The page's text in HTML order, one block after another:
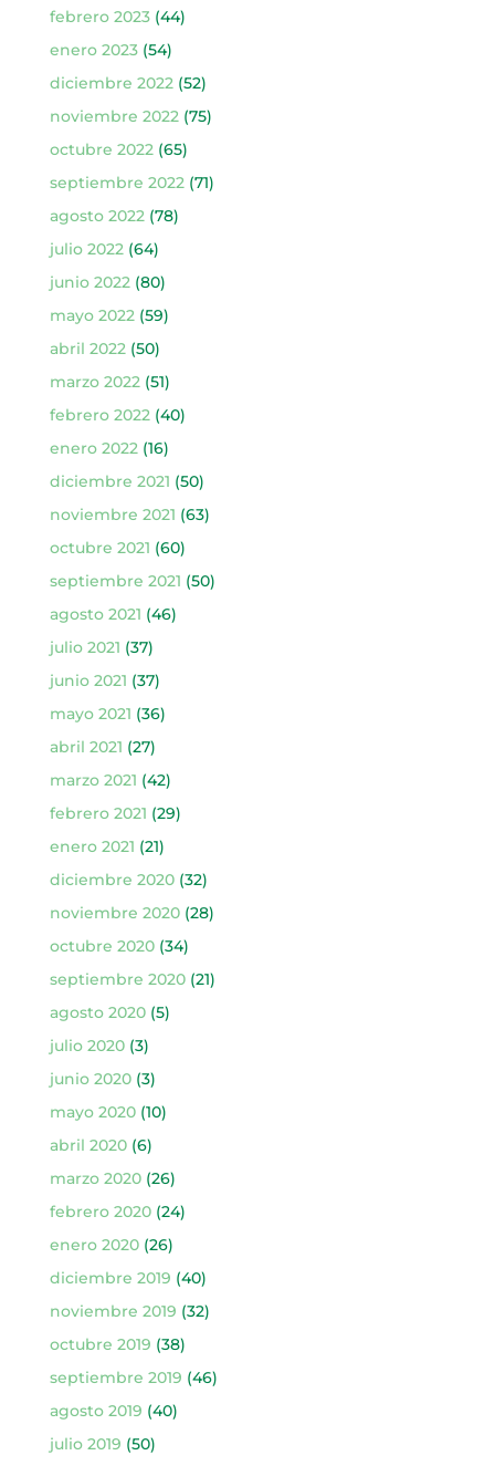
febrero 2023(44)
enero 2023(54)
diciembre 2022(52)
noviembre 2022(75)
octubre 2022(65)
septiembre 2022(71)
agosto 2022(78)
julio 2022(64)
junio 2022(80)
mayo 2022(59)
abril 2022(50)
marzo 2022(51)
febrero 2022(40)
enero 2022(16)
diciembre 2021 (50)
noviembre 2021 (63)
octubre 2021 (60)
septiembre 2021 (50)
agosto 2021 (46)
julio 2021 (37)
junio 2021 (37)
mayo 2021 (36)
abril 2021 (27)
marzo 2021 (42)
febrero 2021 (29)
enero 2021 (21)
diciembre 2020(32)
noviembre 2020(28)
octubre 2020(34)
septiembre 2020(21)
agosto 2020(5)
julio 2020(3)
junio 2020(3)
mayo 2020(10)
abril 2020(6)
marzo 2020(26)
febrero 2020(24)
enero 2020(26)
diciembre 2019 (40)
noviembre 2019 (32)
octubre 2019 (38)
septiembre 2019 (46)
agosto 2019 (40)
julio 2019 (50)